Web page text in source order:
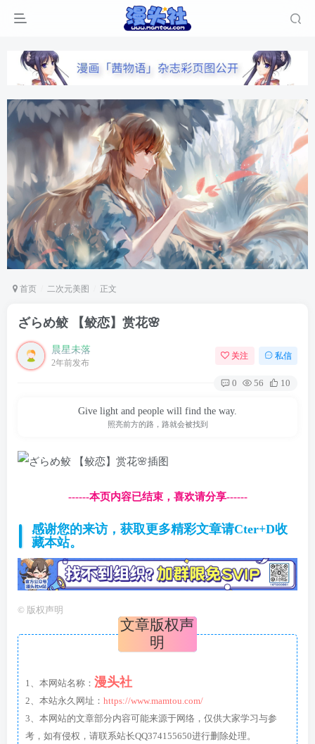
首页 二次元美图 正文
ざらめ鲛 【鲛恋】赏花🌸
晨星未落
2年前发布
关注 私信
0 56 10
Give light and people will find the way.
照亮前方的路，路就会被找到
------本页内容已结束，喜欢请分享------
感谢您的来访，获取更多精彩文章请Cter+D收
藏本站。
© 版权声明
文章版权声
明
1、本网站名称： 漫头社
2、本站永久网址： https://www.mamtou.com/
3、本网站的文章部分内容可能来源于网络，仅供大家学习与参
考，如有侵权，请联系站长QQ374155650进行删除处理。